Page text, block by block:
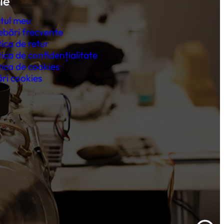
meu
frecvente
de retur
de confidențialitate
de cookies
cookies